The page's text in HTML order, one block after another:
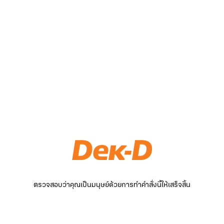
ตรวจสอบว่าคุณเป็นมนุษย์ด้วยการทำคำสั่งนี้ให้เสร็จสิ้น